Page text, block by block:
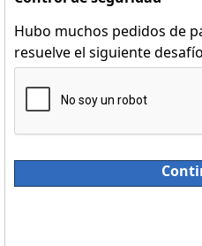
Hubo muchos pedidos de
resuelve el siguiente